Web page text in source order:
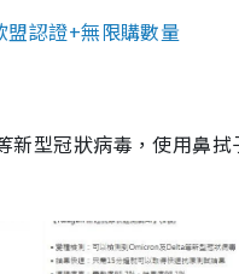
認證+無限購數量
型冠狀病毒，使用鼻拭